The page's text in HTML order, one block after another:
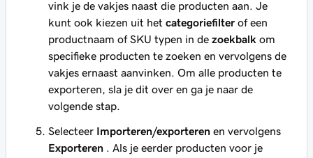
vink je de vakjes naast die producten aan. Je
kunt ook kiezen uit het categoriefilter of een
productnaam of SKU typen in de zoekbalk om
specifieke producten te zoeken en vervolgens de
vakjes ernaast aanvinken. Om alle producten te
exporteren, sla je dit over en ga je naar de
volgende stap.
Selecteer Importeren/exporteren en vervolgens
Exporteren . Als je eerder producten voor je